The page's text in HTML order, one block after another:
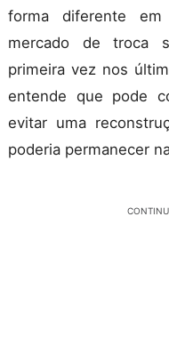
forma diferente
mercado de troca
primeira vez nos
entende que pode
evitar uma
poderia permanecer